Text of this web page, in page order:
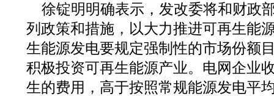
徐锭明明确表示，发改委将和财政
列政策和措施，以大力推进可再生能
生能源发电要规定强制性的市场份额
积极投资可再生能源产业。电网企业
生的费用，高于按照常规能源发电平